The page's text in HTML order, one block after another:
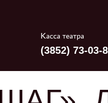
Касса театра
(3852) 73-03-